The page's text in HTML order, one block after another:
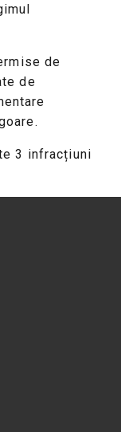
de
de
3 infracțiuni